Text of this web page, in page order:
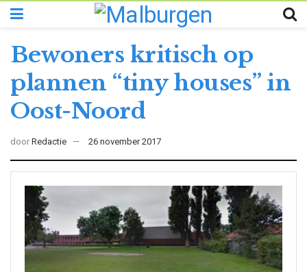
Bewoners kritisch op
plannen “tiny houses” in
Oost-Noord
door Redactie 26 november 2017